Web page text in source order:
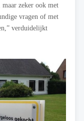
zeker ook met
vragen of met
verduidelijkt